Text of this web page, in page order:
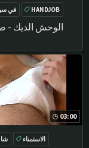
الوحش الديك -
في
HANDJOB
03:00
الاستمناء